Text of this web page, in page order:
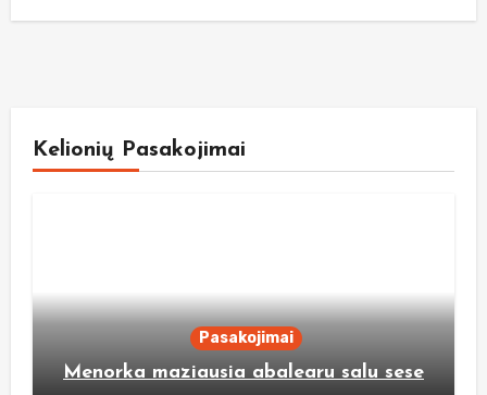
Kelionių Pasakojimai
Pasakojimai
Menorka maziausia abalearu salu sese